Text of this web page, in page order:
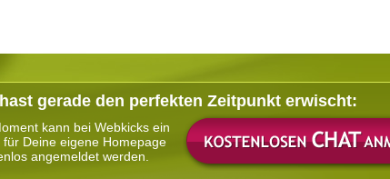
gerade den perfekten Zeitpunkt erwischt:
kann bei Webkicks ein
für Deine eigene Homepage
angemeldet werden.